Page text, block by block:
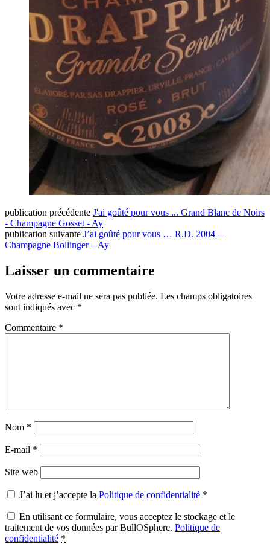
publication précédente J'ai goûté pour vous ... Grand Blanc de Noirs
- Champagne Gosset - Ay
publication suivante J’ai goûté pour vous … R.D. 2004 –
Champagne Bollinger – Ay
Laisser un commentaire
Votre adresse e-mail ne sera pas publiée. Les champs obligatoires
sont indiqués avec *
Commentaire *
Nom *
E-mail *
Site web
J’ai lu et j’accepte la Politique de confidentialité *
En utilisant ce formulaire, vous acceptez le stockage et le
traitement de vos données par BullOSphere. Politique de
confidentialité *